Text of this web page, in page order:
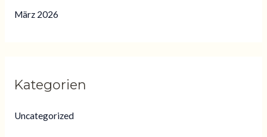
März 2026
Kategorien
Uncategorized